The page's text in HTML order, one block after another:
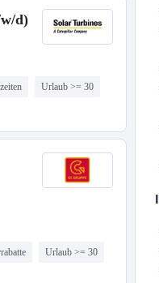
d)
Urlaub >= 30
Urlaub >= 30